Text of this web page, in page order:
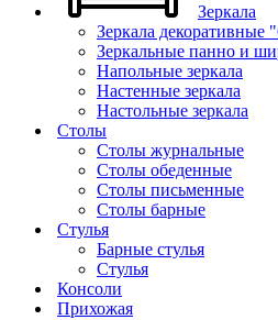
Зеркала
Зеркала
Зеркальные панно и
Напольные зеркала
Настенные зеркала
Настольные зеркала
Столы
Столы журнальные
Столы обеденные
Столы письменные
Столы барные
Стулья
Барные стулья
Стулья
Консоли
Прихожая